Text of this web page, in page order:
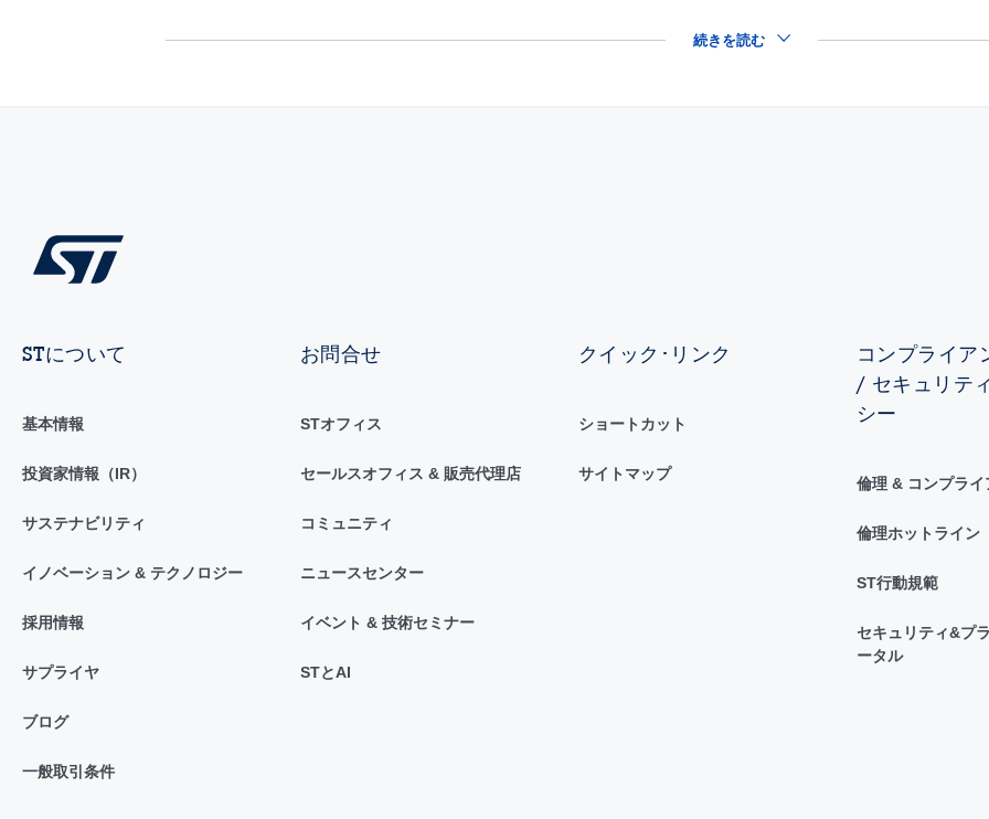
続きを読む
STについて
基本情報
投資家情報（IR）
サステナビリティ
イノベーション & テクノロジー
採用情報
サプライヤ
ブログ
一般取引条件
お問合せ
STオフィス
セールスオフィス & 販売代理店
コミュニティ
ニュースセンター
イベント & 技術セミナー
STとAI
クイック･リンク
ショートカット
サイトマップ
コンプライア
/ セキュリテ
シー
倫理 & コンプライ
倫理ホットライン
ST行動規範
セキュリティ&プ
ータル